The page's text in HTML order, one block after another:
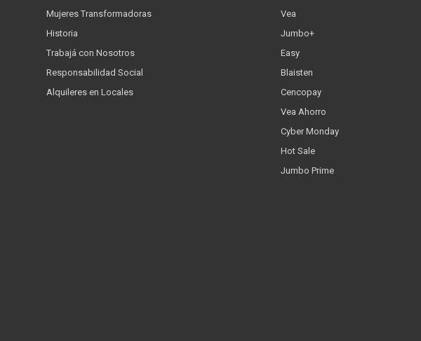
Mujeres Transformadoras
Historia
Trabajá con Nosotros
Responsabilidad Social
Alquileres en Locales
Vea
Jumbo+
Easy
Blaisten
Cencopay
Vea Ahorro
Cyber Monday
Hot Sale
Jumbo Prime